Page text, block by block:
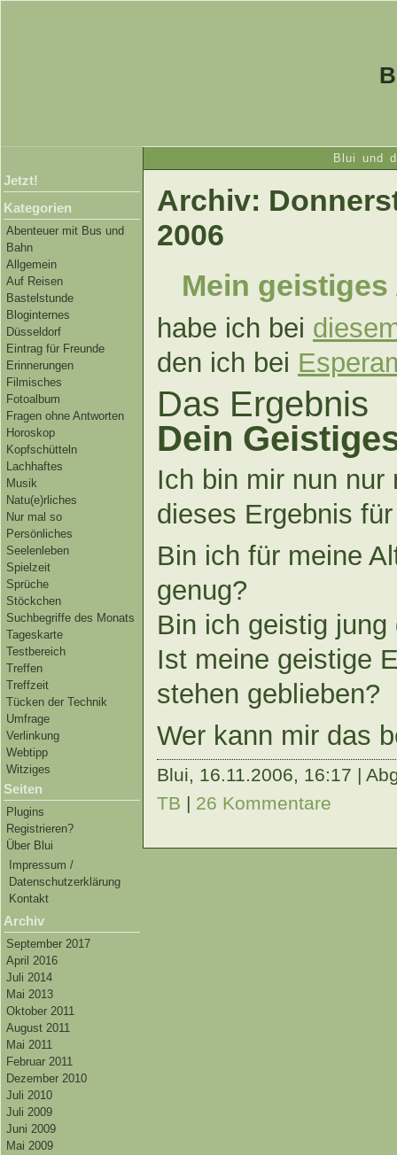
Blui und
Jetzt!
Kategorien
Abenteuer mit Bus und
Bahn
Allgemein
Auf Reisen
Bastelstunde
Bloginternes
Düsseldorf
Eintrag für Freunde
Erinnerungen
Filmisches
Fotoalbum
Fragen ohne Antworten
Horoskop
Kopfschütteln
Lachhaftes
Musik
Natu(e)rliches
Nur mal so
Persönliches
Seelenleben
Spielzeit
Sprüche
Stöckchen
Suchbegriffe des Monats
Tageskarte
Testbereich
Treffen
Treffzeit
Tücken der Technik
Umfrage
Verlinkung
Webtipp
Witziges
Seiten
Plugins
Registrieren?
Über Blui
Impressum /
Datenschutzerklärung
Kontakt
Archiv
September 2017
April 2016
Juli 2014
Mai 2013
Oktober 2011
August 2011
Mai 2011
Februar 2011
Dezember 2010
Juli 2010
Juli 2009
Juni 2009
Mai 2009
Archiv:
2006
Mein geistiges
habe ich bei
den ich bei
Das Ergebnis
Dein
Ich bin mir nun
dieses Ergebnis
Bin ich für meine
genug?
Bin ich geistig jung
Ist meine geistige
stehen geblieben?
Wer kann mir das
Blui, 16.11.2006, 16:17 |
TB | 26 Kommentare